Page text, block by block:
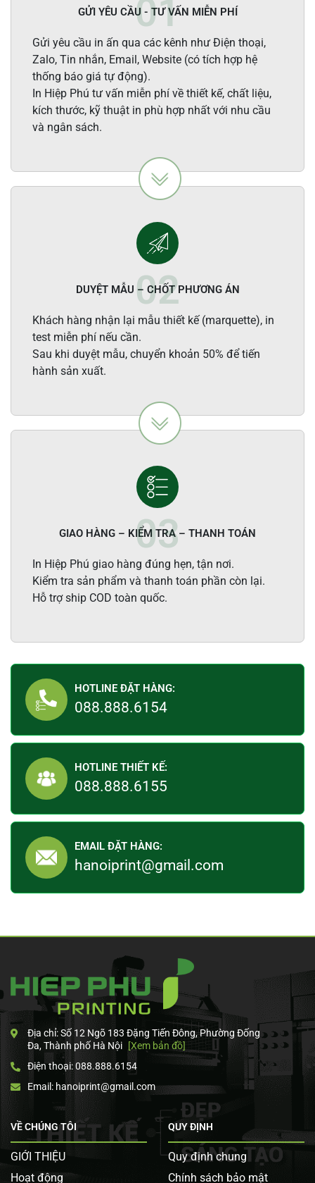
GỬI YÊU CẦU - TƯ VẤN MIỄN PHÍ
Gửi yêu cầu in ấn qua các kênh như Điện thoại,
Zalo, Tin nhắn, Email, Website (có tích hợp hệ
thống báo giá tự động).
In Hiệp Phú tư vấn miễn phí về thiết kế, chất liệu,
kích thước, kỹ thuật in phù hợp nhất với nhu cầu
và ngân sách.
DUYỆT MẪU – CHỐT PHƯƠNG ÁN
Khách hàng nhận lại mẫu thiết kế (marquette), in
test miễn phí nếu cần.
Sau khi duyệt mẫu, chuyển khoản 50% để tiến
hành sản xuất.
GIAO HÀNG – KIỂM TRA – THANH TOÁN
In Hiệp Phú giao hàng đúng hẹn, tận nơi.
Kiểm tra sản phẩm và thanh toán phần còn lại.
Hỗ trợ ship COD toàn quốc.
HOTLINE ĐẶT HÀNG:
088.888.6154
HOTLINE THIẾT KẾ:
088.888.6155
EMAIL ĐẶT HÀNG:
hanoiprint@gmail.com
Địa chỉ: Số 12 Ngõ 183 Đặng Tiến Đông, Phường Đống
Đa, Thành phố Hà Nội
[Xem bản đồ]
Điện thoại: 088.888.6154
Email: hanoiprint@gmail.com
VỀ CHÚNG TÔI
GIỚI THIỆU
Hoạt động
QUY ĐỊNH
Quy định chung
Chính sách bảo mật